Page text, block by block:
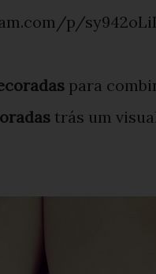
p/
para
trás um